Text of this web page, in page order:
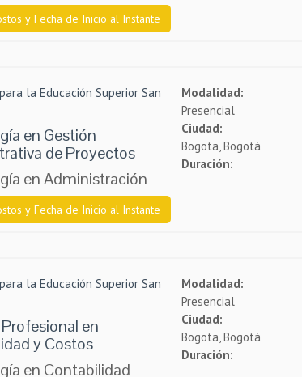
y Fecha de Inicio al Instante
la Educación Superior San
en Gestión
de Proyectos
en Administración
y Fecha de Inicio al Instante
Modalidad:
Presencial
Ciudad:
Bogota, Bogotá
Duración:
la Educación Superior San
en
y Costos
en Contabilidad
Modalidad:
Presencial
Ciudad:
Bogota, Bogotá
Duración: